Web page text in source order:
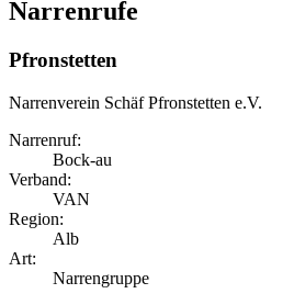
Narrenrufe
Pfronstetten
Narrenverein Schäf Pfronstetten e.V.
Narrenruf:
Bock-au
Verband:
VAN
Region:
Alb
Art:
Narrengruppe